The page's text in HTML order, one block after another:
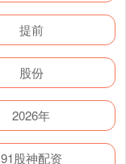
提前
股份
2026年
91股神配资